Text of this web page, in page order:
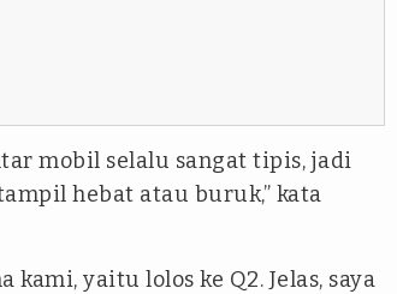
mobil selalu sangat tipis, jadi
hebat atau buruk,” kata
yaitu lolos ke Q2. Jelas, saya